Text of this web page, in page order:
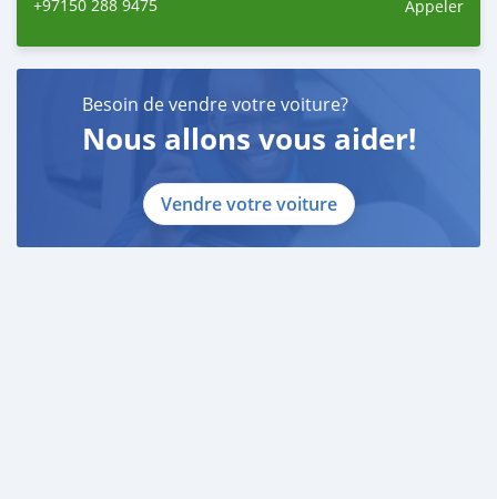
+97150 288 9475 Appeler
Besoin de vendre votre voiture?
Nous allons vous aider!
Vendre votre voiture